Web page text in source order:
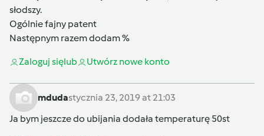
słodszy.
Ogólnie fajny patent
Następnym razem dodam %
Zaloguj sięlub Utwórz nowe konto
mdudastycznia 23, 2019 at 21:03
Ja bym jeszcze do ubijania dodała temperaturę 50st